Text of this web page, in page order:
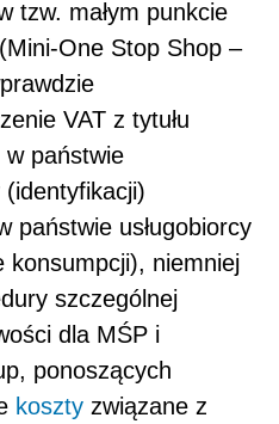
tzw. małym punkcie
One Stop Shop –
VAT z tytułu
w państwie
(identyfikacji)
państwie usługobiorcy
konsumpcji), niemniej
szczególnej
dla MŚP i
ponoszących
koszty związane z